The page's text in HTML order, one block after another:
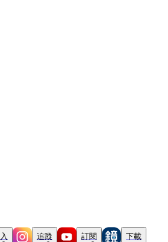
追蹤 訂閱 下載